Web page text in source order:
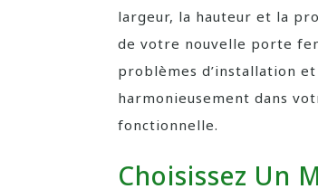
largeur, la hauteur et la
de votre nouvelle porte
problèmes d’installation
harmonieusement dans
fonctionnelle.
Choisissez Un